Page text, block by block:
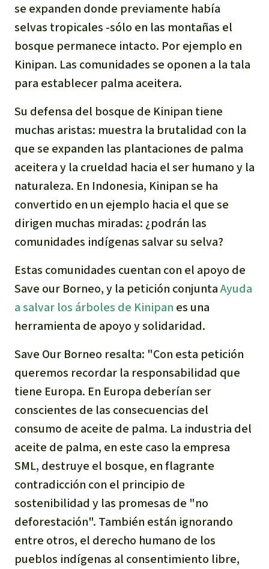
REDD
Indígena
Landgrabbing
Granjas Industriales
Para niñas y niños
Defensoras y Defensores
se expanden donde previamente había
selvas tropicales -sólo en las montañas el
bosque permanece intacto. Por ejemplo en
Kinipan. Las comunidades se oponen a la tala
para establecer palma aceitera.
Su defensa del bosque de Kinipan tiene
muchas aristas: muestra la brutalidad con la
que se expanden las plantaciones de palma
aceitera y la crueldad hacia el ser humano y la
naturaleza. En Indonesia, Kinipan se ha
convertido en un ejemplo hacia el que se
dirigen muchas miradas: ¿podrán las
comunidades indígenas salvar su selva?
Estas comunidades cuentan con el apoyo de
Save our Borneo, y la petición conjuntaAyuda
a salvar los árboles de Kinipan es una
herramienta de apoyo y solidaridad.
Save Our Borneo resalta: "Con esta petición
queremos recordar la responsabilidad que
tiene Europa. En Europa deberían ser
conscientes de las consecuencias del
consumo de aceite de palma. La industria del
aceite de palma, en este caso la empresa
SML, destruye el bosque, en flagrante
contradicción con el principio de
sostenibilidad y las promesas de "no
deforestación". También están ignorando
entre otros, el derecho humano de los
pueblos indígenas al consentimiento libre,